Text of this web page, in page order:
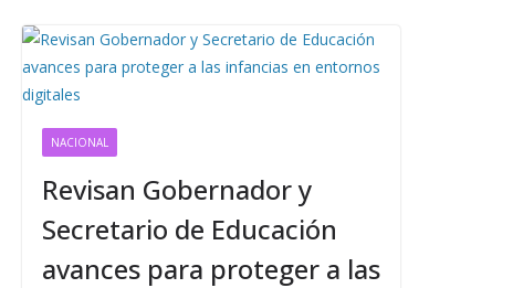
NACIONAL
Revisan Gobernador y
Secretario de Educación
avances para proteger a las